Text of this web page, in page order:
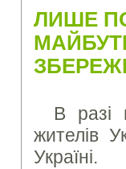
ЛИШЕ
В разі
жителів
Україні.